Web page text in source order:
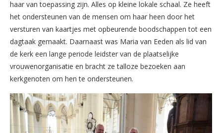
haar van toepassing zijn. Alles op kleine lokale schaal. Ze heeft
het ondersteunen van de mensen om haar heen door het
versturen van kaartjes met opbeurende boodschappen tot een
dagtaak gemaakt. Daarnaast was Maria van Eeden als lid van
de kerk een lange periode leidster van de plaatselijke
vrouwenorganisatie en bracht ze talloze bezoeken aan
kerkgenoten om hen te ondersteunen.